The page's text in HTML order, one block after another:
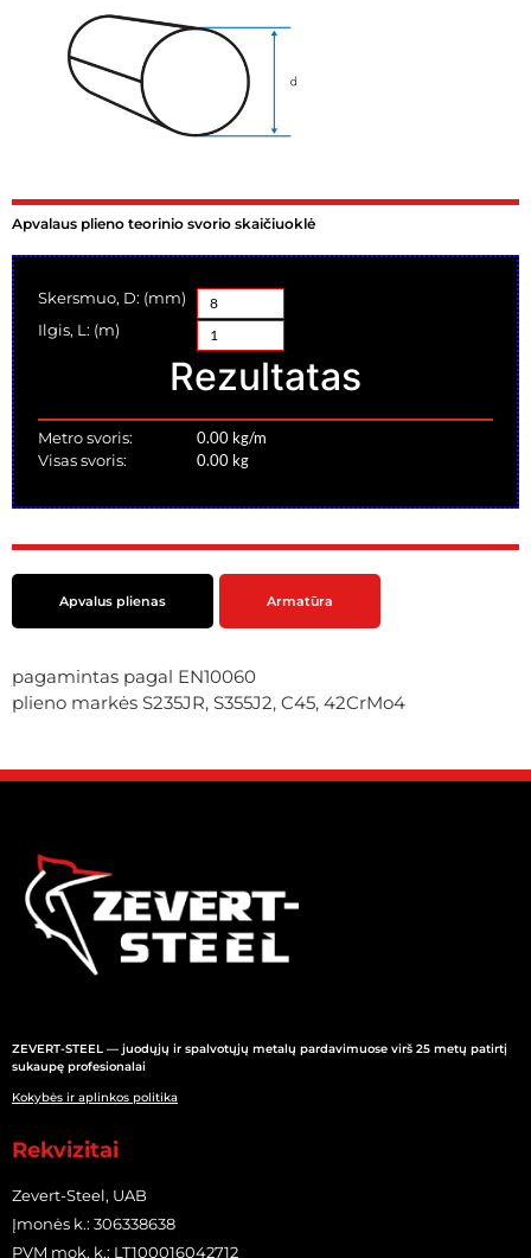
Apvalaus plieno teorinio svorio skaičiuoklė
Skersmuo, D: (mm)
Ilgis, L: (m)
Rezultatas
Metro svoris: 0.00 kg/m
Visas svoris:
0.00 kg
Apvalus plienas Armatūra
pagamintas pagal EN10060
plieno markės S235JR, S355J2, C45, 42CrMo4
ZEVERT-STEEL — juodųjų ir spalvotųjų metalų pardavimuose virš 25 metų patirtį
sukaupę profesionalai
Kokybės ir aplinkos politika
Rekvizitai
Zevert-Steel, UAB
Įmonės k.: 306338638
PVM mok. k.: LT100016042712